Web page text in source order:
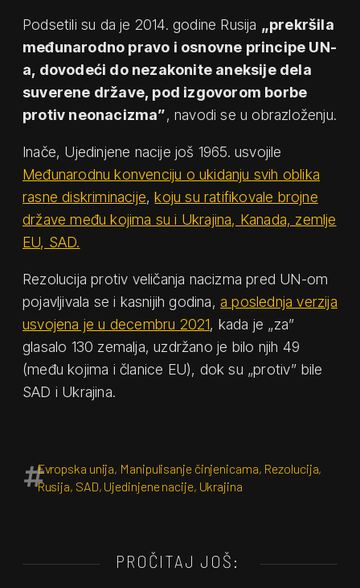
Podsetili su da je 2014. godine Rusija „prekršila
međunarodno pravo i osnovne principe UN-
a, dovodeći do nezakonite aneksije dela
suverene države, pod izgovorom borbe
protiv neonacizma”, navodi se u obrazloženju.
Inače, Ujedinjene nacije još 1965. usvojile
Međunarodnu konvenciju o ukidanju svih oblika
rasne diskriminacije,koju su ratifikovale brojne
države među kojima su i Ukrajina, Kanada, zemlje
EU, SAD.
Rezolucija protiv veličanja nacizma pred UN-om
pojavljivala se i kasnijih godina, a poslednja verzija
usvojena je u decembru 2021, kada je „za”
glasalo 130 zemalja, uzdržano je bilo njih 49
(među kojima i članice EU), dok su „protiv” bile
SAD i Ukrajina.
Evropska unija, Manipulisanje činjenicama, Rezolucija,
Rusija, SAD, Ujedinjene nacije, Ukrajina
PROČITAJ JOŠ: